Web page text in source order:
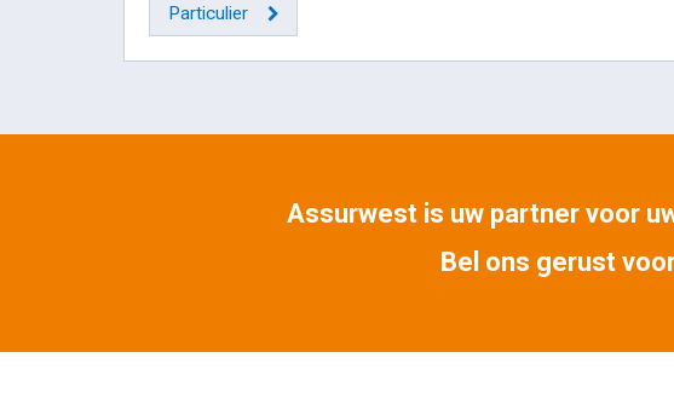
Particulier
Assurwest is uw partner voor
Bel ons gerust